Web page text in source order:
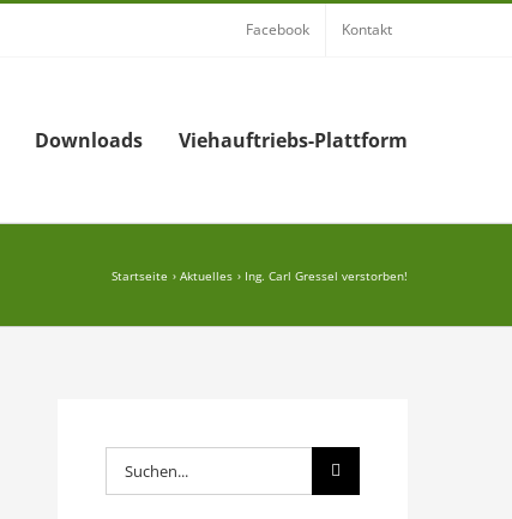
Facebook Kontakt
Downloads Viehauftriebs-Plattform
Startseite Aktuelles Ing. Carl Gressel verstorben!
Suche
nach: